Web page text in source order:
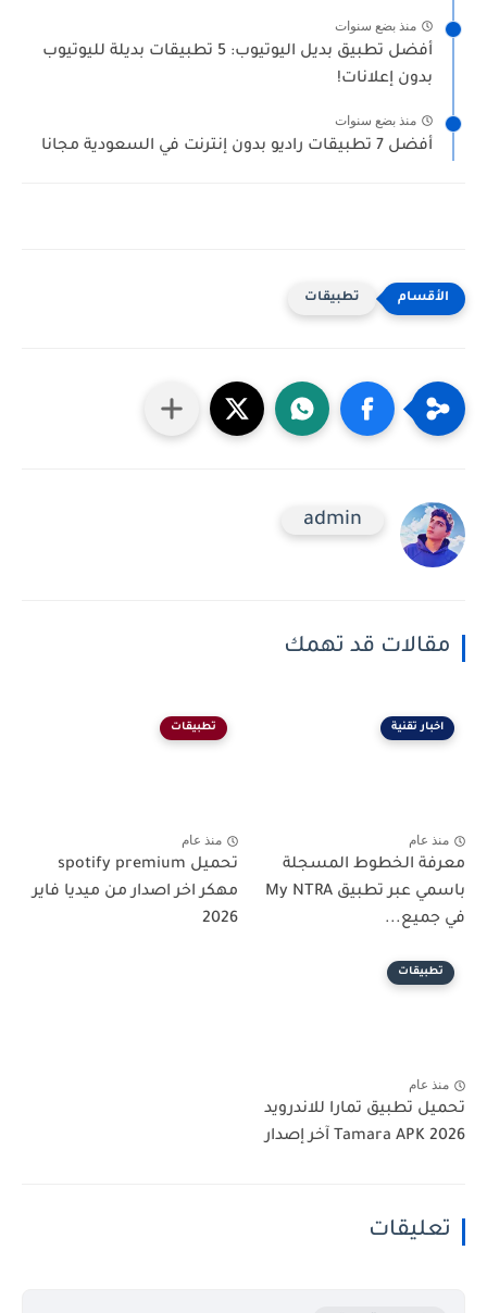
منذ بضع سنوات
أفضل تطبيق بديل اليوتيوب: 5 تطبيقات بديلة لليوتيوب
بدون إعلانات!
منذ بضع سنوات
أفضل 7 تطبيقات راديو بدون إنترنت في السعودية مجانا
تطبيقات
admin
مقالات قد تهمك
اخبار تقنية
منذ عام
معرفة الخطوط المسجلة
باسمي عبر تطبيق My NTRA
في جميع...
تطبيقات
منذ عام
تحميل spotify premium
مهكر اخر اصدار من ميديا فاير
2026
تطبيقات
منذ عام
تحميل تطبيق تمارا للاندرويد
Tamara APK 2026 آخر إصدار
تعليقات